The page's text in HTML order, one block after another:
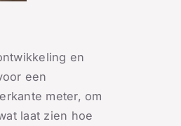
en
een
meter, om
laat zien hoe